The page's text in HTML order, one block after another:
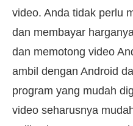
video. Anda tidak perlu
dan membayar
dan memotong video
ambil dengan Android
program yang mudah
video seharusnya